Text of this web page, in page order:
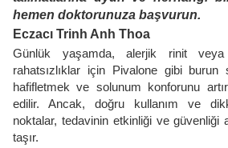
hemen doktorunuza başvurun.
Eczacı Trinh Anh Thoa
Günlük yaşamda, alerjik rinit veya
rahatsızlıklar için Pivalone gibi burun
hafifletmek ve solunum konforunu
edilir. Ancak, doğru kullanım ve
noktalar, tedavinin etkinliği ve güvenliği
taşır.